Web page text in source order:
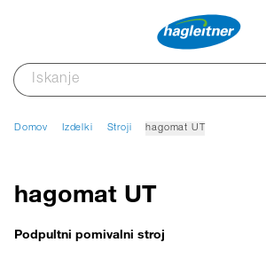
Domov Izdelki Stroji hagomat UT
hagomat UT
Podpultni pomivalni stroj